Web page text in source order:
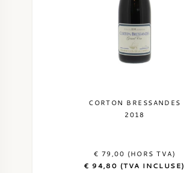
CORTON BRESSANDES
2018
€ 79,00 (HORS TVA)
€ 94,80 (TVA INCLUSE)